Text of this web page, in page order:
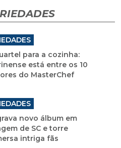
para a cozinha:
está entre os 10
do MasterChef
novo álbum em
de SC e torre
intriga fãs